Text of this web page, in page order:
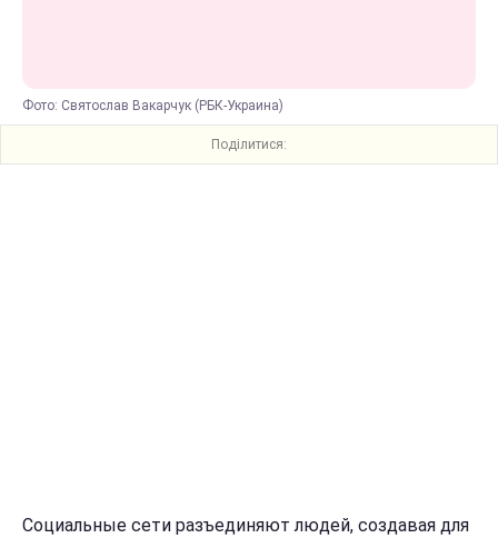
Фото: Святослав Вакарчук (РБК-Украина)
Поділитися:
Социальные сети разъединяют людей, создавая для